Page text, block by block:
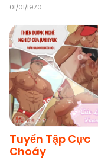
01/01/1970
Tuyển Tập Cực
Choáy